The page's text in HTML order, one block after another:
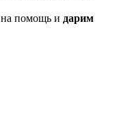
помощь и дарим